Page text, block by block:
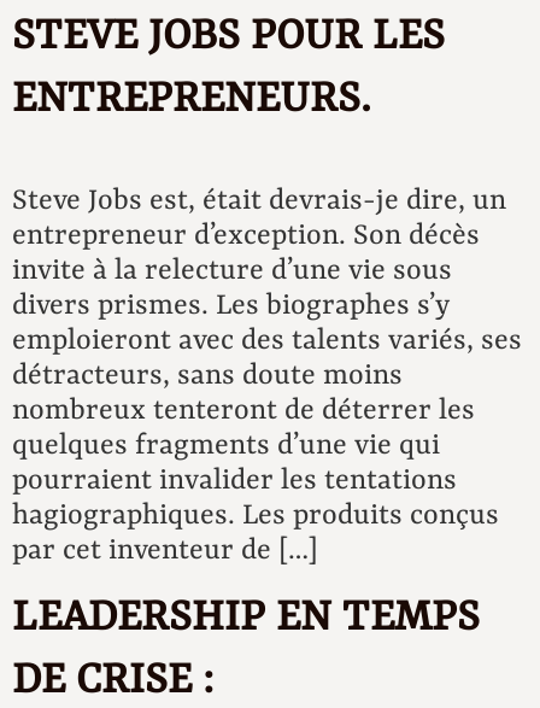
STEVE JOBS POUR LES
ENTREPRENEURS.
Steve Jobs est, était devrais-je dire, un
entrepreneur d’exception. Son décès
invite à la relecture d’une vie sous
divers prismes. Les biographes s’y
emploieront avec des talents variés, ses
détracteurs, sans doute moins
nombreux tenteront de déterrer les
quelques fragments d’une vie qui
pourraient invalider les tentations
hagiographiques. Les produits conçus
par cet inventeur de […]
LEADERSHIP EN TEMPS
DE CRISE :